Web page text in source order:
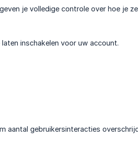
je volledige controle over hoe je
inschakelen voor uw account.
aantal gebruikersinteracties